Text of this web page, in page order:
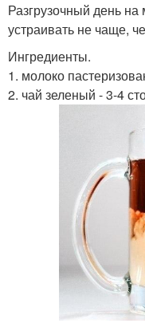
Разгрузочный день
устраивать не чаще,
Ингредиенты.
1. молоко
2. чай зеленый - 3-4